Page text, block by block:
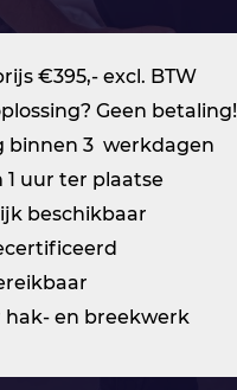
€395,- excl. BTW
Geen betaling!
binnen 3 werkdagen
1 uur ter plaatse
beschikbaar
hak- en breekwerk